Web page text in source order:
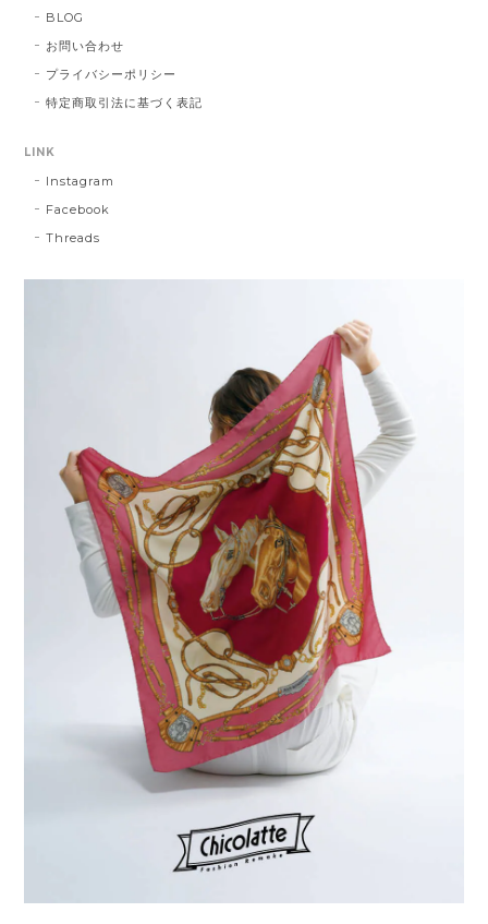
BLOG
お問い合わせ
プライバシーポリシー
特定商取引法に基づく表記
LINK
Instagram
Facebook
Threads